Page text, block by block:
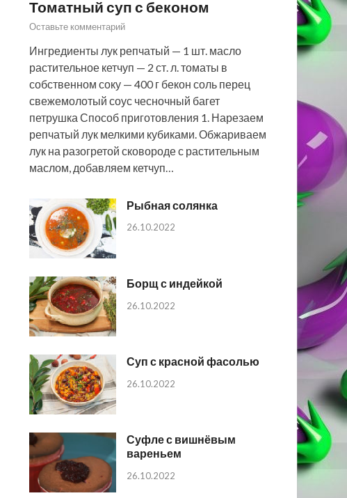
Томатный суп с беконом
Оставьте комментарий
Ингредиенты лук репчатый — 1 шт. масло
растительное кетчуп — 2 ст. л. томаты в
собственном соку — 400 г бекон соль перец
свежемолотый соус чесночный багет
петрушка Способ приготовления 1. Нарезаем
репчатый лук мелкими кубиками. Обжариваем
лук на разогретой сковороде с растительным
маслом, добавляем кетчуп…
Рыбная солянка
26.10.2022
Борщ с индейкой
26.10.2022
Суп с красной фасолью
26.10.2022
Суфле с вишнёвым
вареньем
26.10.2022